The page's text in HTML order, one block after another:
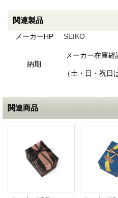
関連製品
メーカーHP SEIKO
納期
メーカー在庫
（土・日・祝日
関連商品